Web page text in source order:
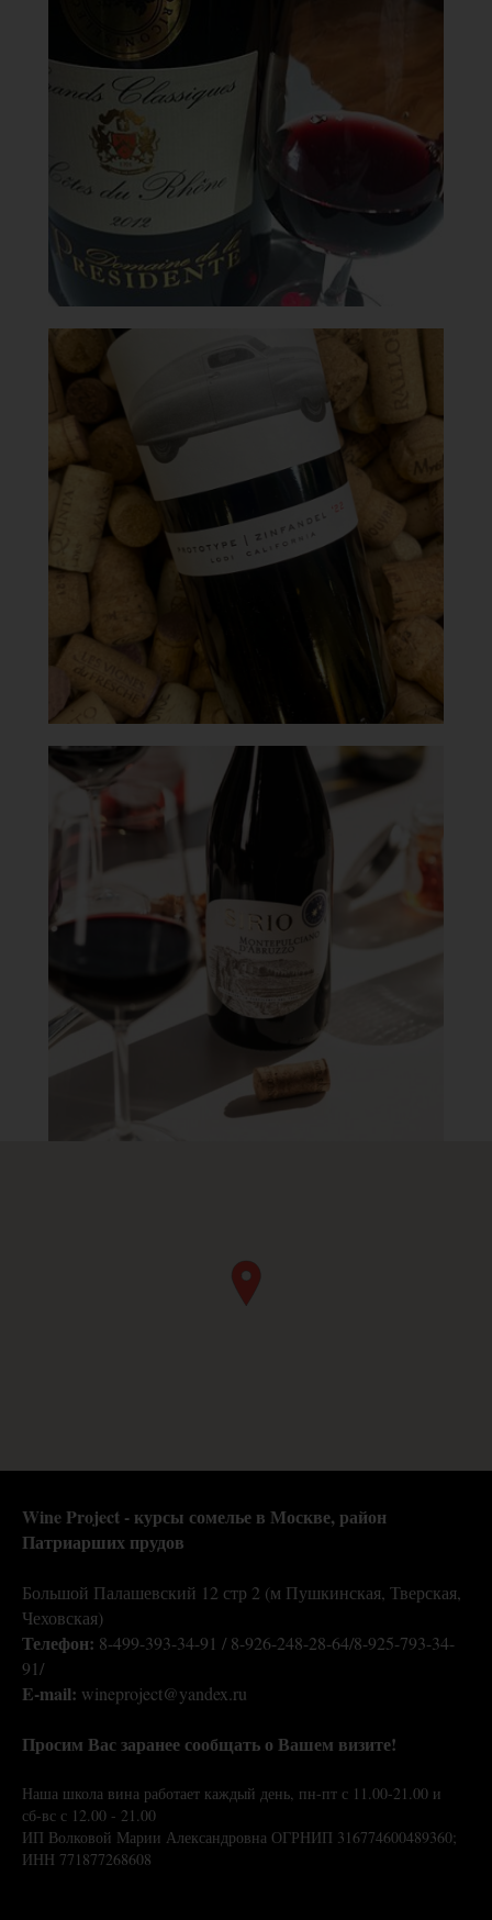
Wine Project - курсы сомелье в Москве,район
Патриарших прудов
Большой Палашевский 12 стр 2 (м Пушкинская, Тверская,
Чеховская)
Телефон: 8-499-393-34-91 / 8-926-248-28-64/8-925-793-34-
91/
E-mail: wineproject@yandex.ru
Просим Вас заранее сообщать о Вашем визите!
Наша школа вина работает каждый день, пн-пт с 11.00-21.00 и
сб-вс с 12.00 - 21.00
ИП Волковой Марии Александровна ОГРНИП 316774600489360;
ИНН 771877268608